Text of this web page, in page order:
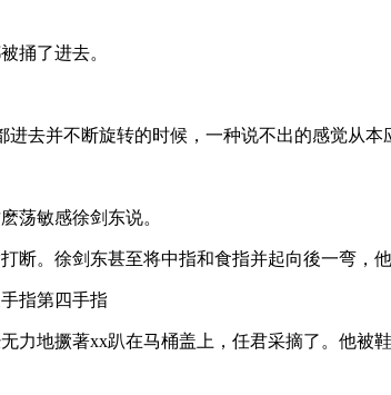
捅了进去。
去并不断旋转的时候，一种说不出的感觉从
荡敏感徐剑东说。
断。徐剑东甚至将中指和食指并起向後一弯，
指第四手指
力地撅著xx趴在马桶盖上，任君采摘了。他